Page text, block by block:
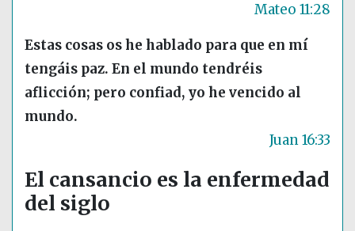
Mateo 11:28
Estas cosas os he hablado para que en mí
tengáis paz. En el mundo tendréis
aflicción; pero confiad, yo he vencido al
mundo.
Juan 16:33
El cansancio es la enfermedad
del siglo